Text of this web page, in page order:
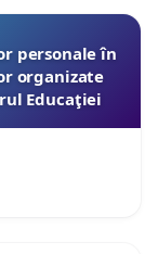
personale în
organizate
Educaţiei